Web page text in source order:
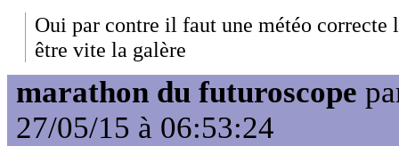
Oui par contre il faut une météo correcte
être vite la galère
marathon du futuroscope
27/05/15 à 06:53:24